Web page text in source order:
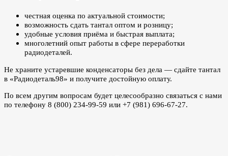
честная оценка по актуальной стоимости;
возможность сдать тантал оптом и розницу;
удобные условия приёма и быстрая выплата;
многолетний опыт работы в сфере переработки
радиодеталей.
Не храните устаревшие конденсаторы без дела — сдайте тантал
в «Радиодеталь98» и получите достойную оплату.
По всем другим вопросам будет целесообразно связаться с нами
по телефону 8 (800) 234-99-59 или +7 (981) 696-67-27.